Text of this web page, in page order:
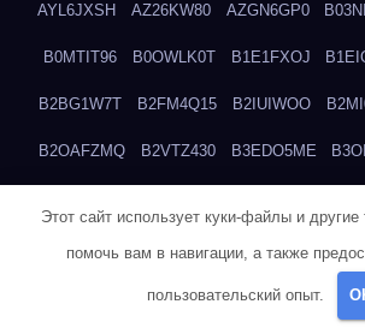
AYL6JXSH AZ26KW80 AZGN6GP0
B0MTIT96 B0OWLK0T B1E1FXOJ
B2BG1W7T B2FM4Q15 B2IUIWOO
B2OAFZMQ B2VTZ430 B3EDO5ME
B87UJWGN B8FJD3QY
Этот сайт использует куки-файлы и другие
помочь вам в навигации, а также
пользовательский опыт.